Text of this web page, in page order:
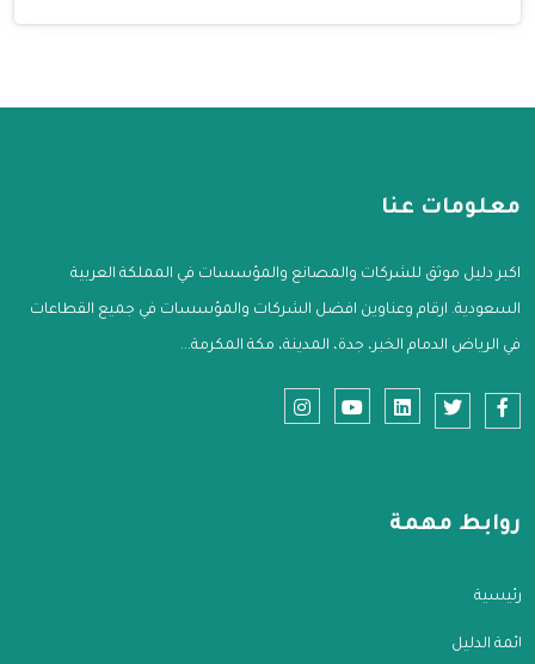
معلومات عنا
اكبر دليل موثق للشركات والمصانع والمؤسسات في المملكة العربية
السعودية. ارقام وعناوين افضل الشركات والمؤسسات في جميع القطاعات
في الرياض الدمام الخبر، جدة، المدينة، مكة المكرمة...
روابط مهمة
الرئيسية
قائمة الدليل